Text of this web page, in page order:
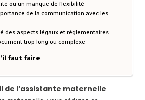
ou un manque de flexibilité
de la communication avec les
des aspects légaux et réglementaires
trop long ou complexe
faut faire
de l’assistante maternelle